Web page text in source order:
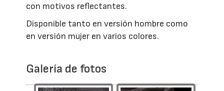
con motivos reflectantes.
Disponible tanto en versión hombre como
en versión mujer en varios colores.
Galería de fotos